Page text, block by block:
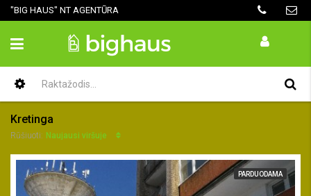
"BIG HAUS" NT AGENTŪRA
Kretinga
Rūšiuoti: Naujausi viršuje
PARDUODAMA